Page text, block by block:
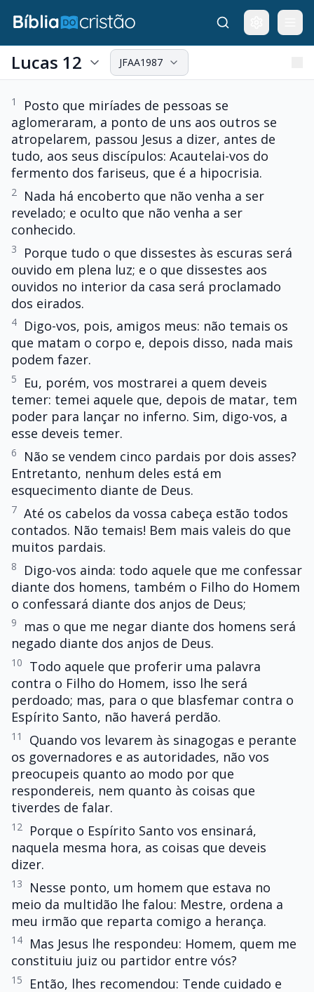
Lucas 12 JFAA1987
1
Posto que miríades de pessoas se
aglomeraram, a ponto de uns aos outros se
atropelarem, passou Jesus a dizer, antes de
tudo, aos seus discípulos: Acautelai-vos do
fermento dos fariseus, que é a hipocrisia.
2
Nada há encoberto que não venha a ser
revelado; e oculto que não venha a ser
conhecido.
3
Porque tudo o que dissestes às escuras será
ouvido em plena luz; e o que dissestes aos
ouvidos no interior da casa será proclamado
dos eirados.
4
Digo-vos, pois, amigos meus: não temais os
que matam o corpo e, depois disso, nada mais
podem fazer.
5
Eu, porém, vos mostrarei a quem deveis
temer: temei aquele que, depois de matar, tem
poder para lançar no inferno. Sim, digo-vos, a
esse deveis temer.
6
Não se vendem cinco pardais por dois asses?
Entretanto, nenhum deles está em
esquecimento diante de Deus.
7 Até os cabelos da vossa cabeça estão todos
contados. Não temais! Bem mais valeis do que
muitos pardais.
8
Digo-vos ainda: todo aquele que me confessar
diante dos homens, também o Filho do Homem
o confessará diante dos anjos de Deus;
9
mas o que me negar diante dos homens será
negado diante dos anjos de Deus.
10
Todo aquele que proferir uma palavra
contra o Filho do Homem, isso lhe será
perdoado; mas, para o que blasfemar contra o
Espírito Santo, não haverá perdão.
11
Quando vos levarem às sinagogas e perante
os governadores e as autoridades, não vos
preocupeis quanto ao modo por que
respondereis, nem quanto às coisas que
tiverdes de falar.
12
Porque o Espírito Santo vos ensinará,
naquela mesma hora, as coisas que deveis
dizer.
13
Nesse ponto, um homem que estava no
meio da multidão lhe falou: Mestre, ordena a
meu irmão que reparta comigo a herança.
14
Mas Jesus lhe respondeu: Homem, quem me
constituiu juiz ou partidor entre vós?
15
Então, lhes recomendou: Tende cuidado e